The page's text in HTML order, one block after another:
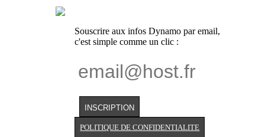
Souscrire aux infos Dynamo par email,
c'est simple comme un clic :
POLITIQUE DE CONFIDENTIALITE